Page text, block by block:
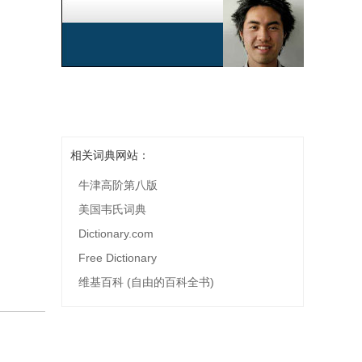
相关词典网站：
牛津高阶第八版
美国韦氏词典
Dictionary.com
Free Dictionary
维基百科 (自由的百科全书)